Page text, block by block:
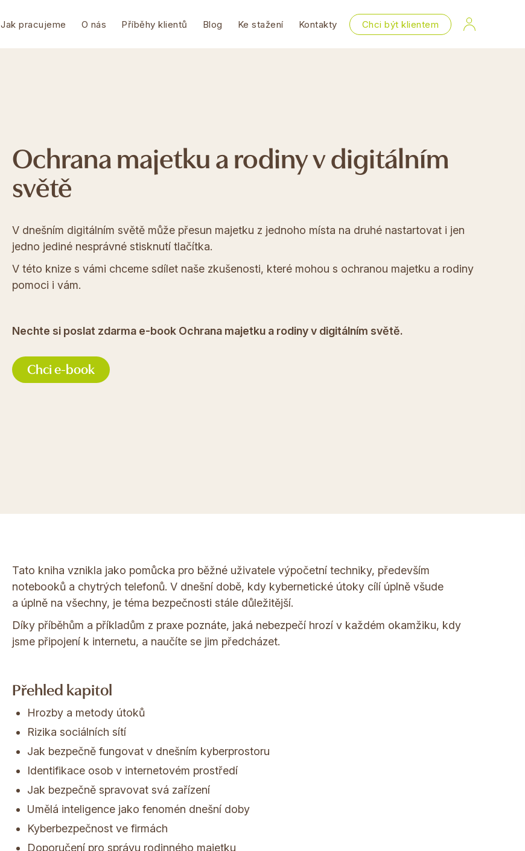
Jak pracujeme O nás Příběhy klientů Blog Ke stažení Kontakty Chci být klientem
Ochrana majetku a rodiny v digitálním
světě
V dnešním digitálním světě může přesun majetku z jednoho místa na druhé nastartovat i jen
jedno jediné nesprávné stisknutí tlačítka.
V této knize s vámi chceme sdílet naše zkušenosti, které mohou s ochranou majetku a rodiny
pomoci i vám.
Nechte si poslat zdarma e-book Ochrana majetku a rodiny v digitálním světě.
Chci e-book
Tato kniha vznikla jako pomůcka pro běžné uživatele výpočetní techniky, především
notebooků a chytrých telefonů. V dnešní době, kdy kybernetické útoky cílí úplně všude
a úplně na všechny, je téma bezpečnosti stále důležitější.
Díky příběhům a příkladům z praxe poznáte, jaká nebezpečí hrozí v každém okamžiku, kdy
jsme připojení k internetu, a naučíte se jim předcházet.
Přehled kapitol
Hrozby a metody útoků
Rizika sociálních sítí
Jak bezpečně fungovat v dnešním kyberprostoru
Identifikace osob v internetovém prostředí
Jak bezpečně spravovat svá zařízení
Umělá inteligence jako fenomén dnešní doby
Kyberbezpečnost ve firmách
Doporučení pro správu rodinného majetku